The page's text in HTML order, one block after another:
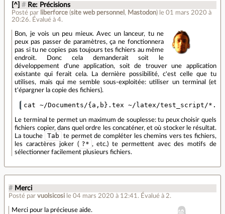
[^] # Re: Précisions
Posté par liberforce (site web personnel , Mastodon) le 01 mars 2020 à
20:26. Évalué à4.
Bon, je vois un peu mieux. Avec un lanceur, tu ne
peux pas passer de paramètres, ça ne fonctionnera
pas si tu ne copies pas toujours tes fichiers au même
endroit. Donc cela demanderait soit le
développement d'une application, soit de trouver une application
existante qui ferait cela. La dernière possibilité, c'est celle que tu
utilises, mais qui me semble sous-exploitée: utiliser un terminal (et
t'épargner la copie des fichiers).
cat ~/Documents/{a,b} .tex ~/latex/test_script/
Le terminal te permet un maximum de souplesse: tu peux choisir quels
fichiers copier, dans quel ordre les concaténer, et où stocker le résultat.
La touche
Tab
te permet de compléter les chemins vers tes fichiers,
les caractères joker ( ?* , etc.) te permettent avec des motifs de
sélectionner facilement plusieurs fichiers.
# Merci
Posté par vuolsicosi le 04 mars 2020 à 12:41 . Évalué à 2.
Merci pour la précieuse aide.